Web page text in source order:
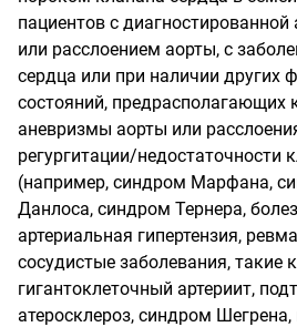
пациентов с
или расслоением аорты, с
сердца или при наличии других
состояний, предрасполагающих
аневризмы аорты или
регургитации/недостаточности
(например, синдром Марфана,
Данлоса, синдром Тернера,
артериальная гипертензия,
сосудистые заболевания, такие
гигантоклеточный артериит,
атеросклероз, синдром